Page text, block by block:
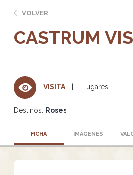
VOLVER
CASTRUM
VISITA Lugares
Destinos: Roses
FICHA IMÁGENES